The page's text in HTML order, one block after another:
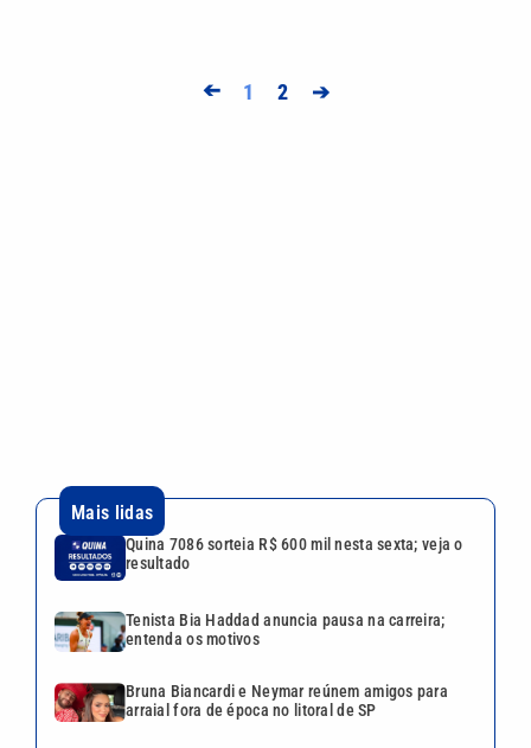
➔ 1 2 ➔
shows e atrações gratuitas em Atibaia
Larissa Manoela ganha disputa contra gravadora
após recurso ser negado pela Justiça
Continua após a publicidade